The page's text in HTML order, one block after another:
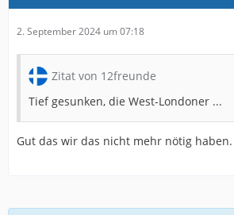
2. September 2024 um 07:18
Zitat von 12freunde
Tief gesunken, die West-Londoner ...
Gut das wir das nicht mehr nötig haben.